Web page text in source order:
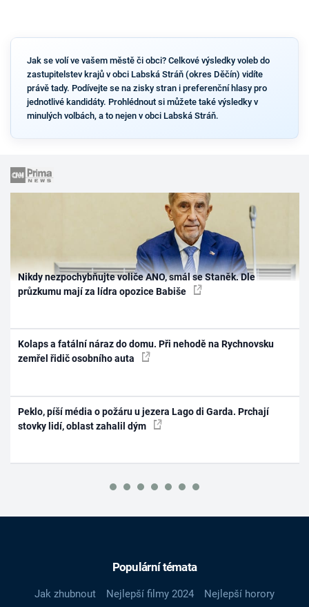
Jak se volí ve vašem městě či obci? Celkové výsledky voleb do
zastupitelstev krajů v obci Labská Stráň (okres Děčín) vidíte
právě tady. Podívejte se na zisky stran i preferenční hlasy pro
jednotlivé kandidáty. Prohlédnout si můžete také výsledky v
minulých volbách, a to nejen v obci Labská Stráň.
Nikdy nezpochybňujte voliče ANO, smál se Staněk. Dle
průzkumu mají za lídra opozice Babiše
Kolaps a fatální náraz do domu. Při nehodě na Rychnovsku
zemřel řidič osobního auta
Peklo, píší média o požáru u jezera Lago di Garda. Prchají
stovky lidí, oblast zahalil dým
Populární témata
Jak zhubnout Nejlepší filmy 2024
Nejlepší horory